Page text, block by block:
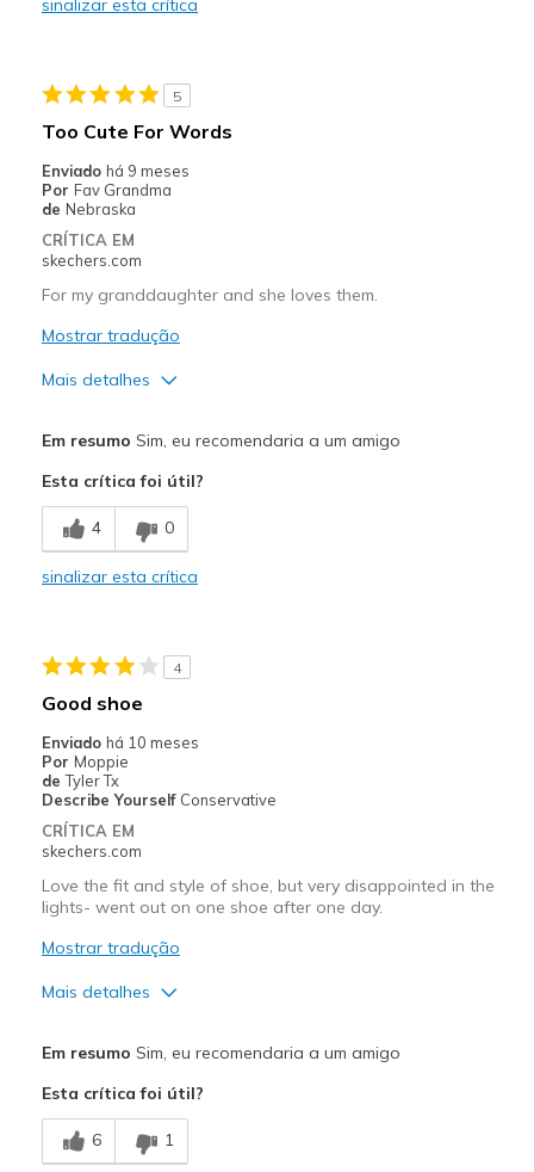
Width
Feels true to width
View On Shoes
sinalizar esta crítica
5
Too Cute For Words
Enviado há 9 meses
Por Fav Grandma
de Nebraska
CRÍTICA EM
skechers.com
For my granddaughter and she loves them.
Mostrar tradução
Mais detalhes
Comfortable
Stylish
Special Occasions
Width
Sizing
View On Shoes
I'm Really Into Shoes
Em resumo Sim, eu recomendaria a um amigo
Esta crítica foi útil?
4 0
sinalizar esta crítica
4
Good shoe
Enviado há 10 meses
Por Moppie
de Tyler Tx
Describe Yourself Conservative
CRÍTICA EM
skechers.com
Love the fit and style of shoe, but very disappointed in the
lights- went out on one shoe after one day.
Mostrar tradução
Mais detalhes
Breathe Well
Comfortable
Em resumo Sim, eu recomendaria a um amigo
Esta crítica foi útil?
6 1